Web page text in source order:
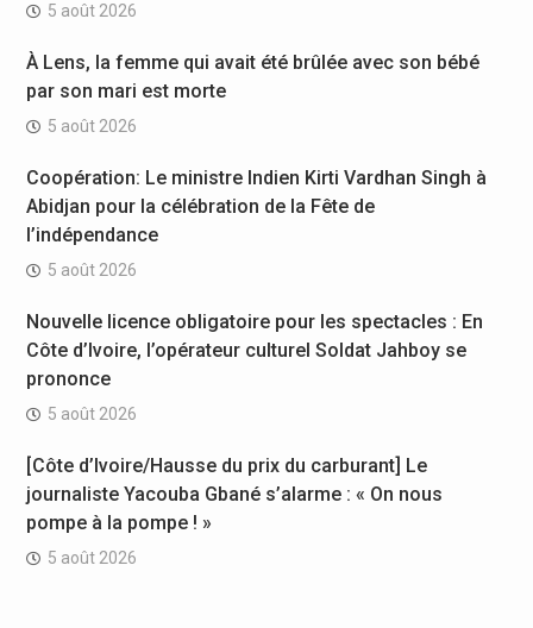
5 août 2026
À Lens, la femme qui avait été brûlée avec son bébé
par son mari est morte
5 août 2026
Coopération: Le ministre Indien Kirti Vardhan Singh à
Abidjan pour la célébration de la Fête de
l’indépendance
5 août 2026
Nouvelle licence obligatoire pour les spectacles : En
Côte d’Ivoire, l’opérateur culturel Soldat Jahboy se
prononce
5 août 2026
[Côte d’Ivoire/Hausse du prix du carburant] Le
journaliste Yacouba Gbané s’alarme : « On nous
pompe à la pompe ! »
5 août 2026